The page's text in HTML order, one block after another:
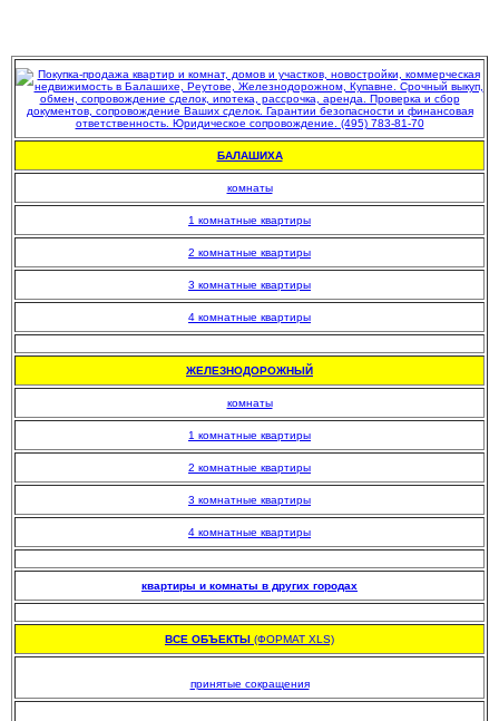
БАЛАШИХА
комнаты
1 комнатные квартиры
2 комнатные квартиры
3 комнатные квартиры
4 комнатные квартиры
ЖЕЛЕЗНОДОРОЖНЫЙ
комнаты
1 комнатные квартиры
2 комнатные квартиры
3 комнатные квартиры
4 комнатные квартиры
квартиры и комнаты в других городах
ВСЕ ОБЪЕКТЫ (ФОРМАТ XLS)
принятые сокращения